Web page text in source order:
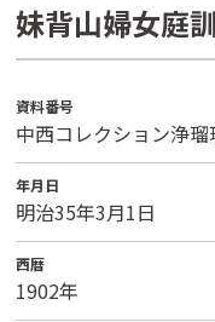
妹背山婦女庭
資料番号
中西コレクション浄
年月日
明治35年3月1日
西暦
1902年